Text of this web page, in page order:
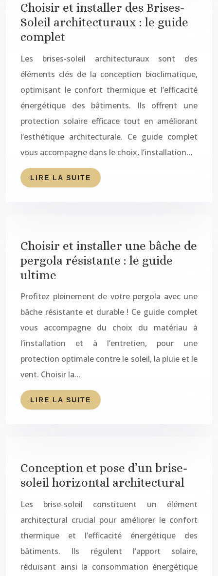
Choisir et installer des Brises-
Soleil architecturaux : le guide
complet
Les brises-soleil architecturaux sont des
éléments clés de la conception bioclimatique,
optimisant le confort thermique et l’efficacité
énergétique des bâtiments. Ils offrent une
protection solaire efficace tout en améliorant
l’esthétique architecturale. Ce guide complet
vous accompagne dans le choix, l’installation…
LIRE LA SUITE
Choisir et installer une bâche de
pergola résistante : le guide
ultime
Profitez pleinement de votre pergola avec une
bâche résistante et durable ! Ce guide complet
vous accompagne du choix du matériau à
l’installation et à l’entretien, pour une
protection optimale contre le soleil, la pluie et le
vent. Choisir la…
LIRE LA SUITE
Conception et pose d’un brise-
soleil horizontal architectural
Les brise-soleil constituent un élément
architectural crucial pour améliorer le confort
thermique et l’efficacité énergétique des
bâtiments. Ils régulent l’apport solaire,
réduisant ainsi la consommation énergétique